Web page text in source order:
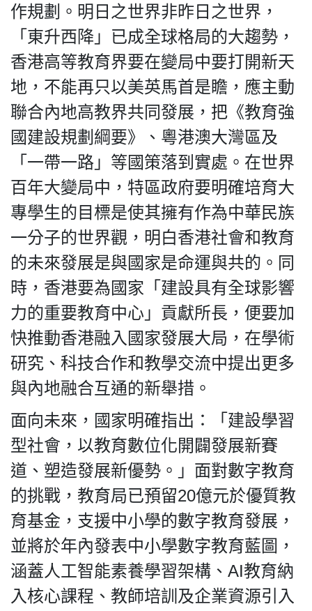
作規劃。明日之世界非昨日之世界，
「東升西降」已成全球格局的大趨勢，
香港高等教育界要在變局中要打開新天
地，不能再只以美英馬首是瞻，應主動
聯合內地高教界共同發展，把《教育強
國建設規劃綱要》、粵港澳大灣區及
「一帶一路」等國策落到實處。在世界
百年大變局中，特區政府要明確培育大
專學生的目標是使其擁有作為中華民族
一分子的世界觀，明白香港社會和教育
的未來發展是與國家是命運與共的。同
時，香港要為國家「建設具有全球影響
力的重要教育中心」貢獻所長，便要加
快推動香港融入國家發展大局，在學術
研究、科技合作和教學交流中提出更多
與內地融合互通的新舉措。
面向未來，國家明確指出：「建設學習
型社會，以教育數位化開闢發展新賽
道、塑造發展新優勢。」面對數字教育
的挑戰，教育局已預留20億元於優質教
育基金，支援中小學的數字教育發展，
並將於年內發表中小學數字教育藍圖，
涵蓋人工智能素養學習架構、AI教育納
入核心課程、教師培訓及企業資源引入